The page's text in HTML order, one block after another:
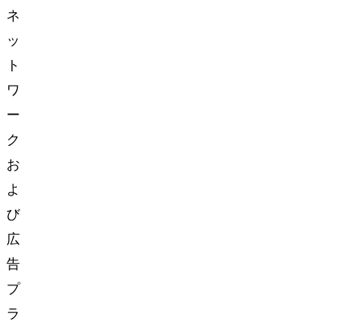
ネ
ッ
ト
ワ
ー
ク
お
よ
び
広
告
プ
ラ